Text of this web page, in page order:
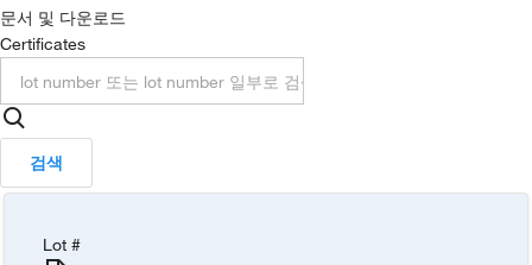
문서 및 다운로드
Certificates
검색
Lot #